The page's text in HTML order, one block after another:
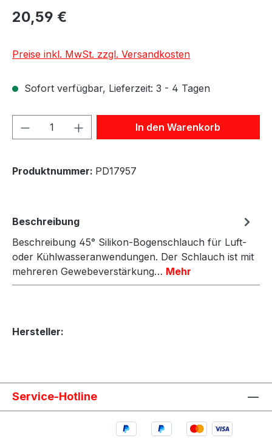
20,59 €
Preise inkl. MwSt. zzgl. Versandkosten
Sofort verfügbar, Lieferzeit: 3 - 4 Tagen
Produkt Anzahl: Gib denIn den Warenkorb
Produktnummer: PD17957
Beschreibung
Beschreibung 45° Silikon-Bogenschlauch für Luft-
oder Kühlwasseranwendungen. Der Schlauch ist mit
mehreren Gewebeverstärkung… Mehr
Hersteller:
Service-Hotline